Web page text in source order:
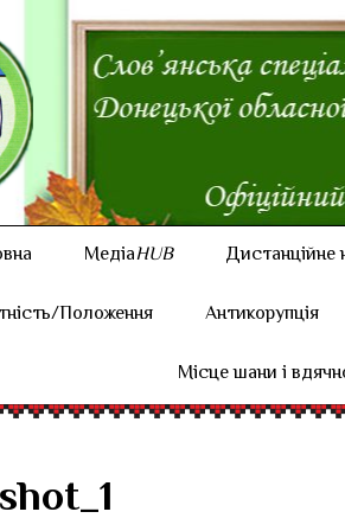
МедіаHUB Дистанційне
Положення
Антикорупція
Місце шани і